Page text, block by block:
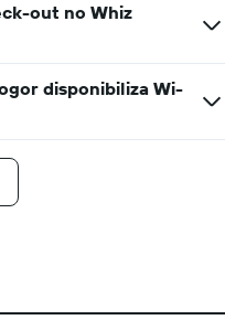
out no Whiz
disponibiliza Wi-